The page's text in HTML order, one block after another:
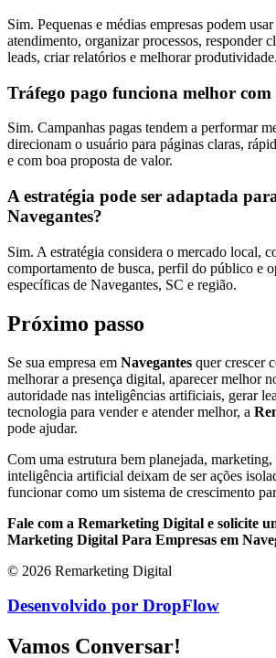
Sim. Pequenas e médias empresas podem
atendimento, organizar processos, responder
leads, criar relatórios e melhorar produtividade.
Tráfego pago funciona melhor com
Sim. Campanhas pagas tendem a performar
direcionam o usuário para páginas claras,
e com boa proposta de valor.
A estratégia pode ser adaptada
Navegantes?
Sim. A estratégia considera o mercado local,
comportamento de busca, perfil do público e
específicas de Navegantes, SC e região.
Próximo passo
Se sua empresa em Navegantes quer crescer
melhorar a presença digital, aparecer melhor
autoridade nas inteligências artificiais, gerar
tecnologia para vender e atender melhor, a
pode ajudar.
Com uma estrutura bem planejada,
inteligência artificial deixam de ser ações
funcionar como um sistema de crescimento
Fale com a Remarketing Digital e solicite
Marketing Digital Para Empresas em
© 2026 Remarketing Digital
Desenvolvido por DropFlow
Vamos Conversar!